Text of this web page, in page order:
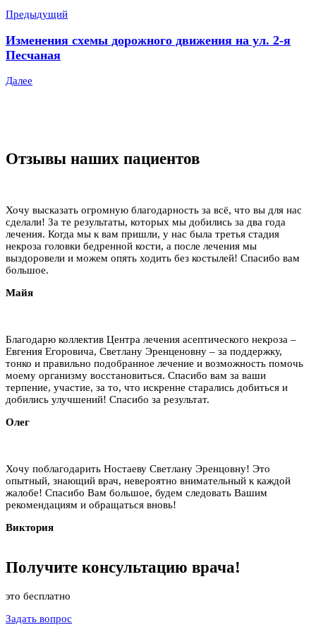
Предыдущий
Изменения схемы дорожного движения на ул. 2-я
Песчаная
Далее
Отзывы наших пациентов
Хочу высказать огромную благодарность за всё, что вы для нас
сделали! За те результаты, которых мы добились за два года
лечения. Когда мы к вам пришли, у нас была третья стадия
некроза головки бедренной кости, а после лечения мы
выздоровели и можем опять ходить без костылей! Спасибо вам
большое.
Майя
Благодарю коллектив Центра лечения асептического некроза –
Евгения Егоровича, Светлану Эренценовну – за поддержку,
тонко и правильно подобранное лечение и возможность помочь
моему организму восстановиться. Спасибо вам за ваши
терпение, участие, за то, что искренне старались добиться и
добились улучшений! Спасибо за результат.
Олег
Хочу поблагодарить Ностаеву Светлану Эренцовну! Это
опытный, знающий врач, невероятно внимательный к каждой
жалобе! Спасибо Вам большое, будем следовать Вашим
рекомендациям и обращаться вновь!
Виктория
Получите консультацию врача!
это бесплатно
Задать вопрос